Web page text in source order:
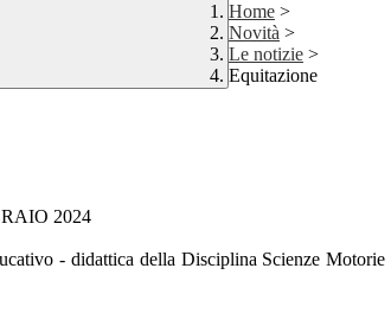
Home >
Novità >
Le notizie >
Equitazione
2024
- didattica della Disciplina Scienze